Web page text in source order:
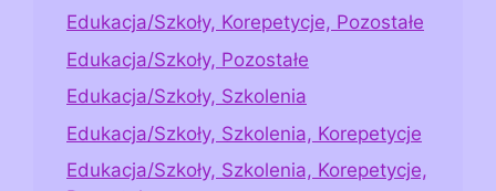
Edukacja/Szkoły, Korepetycje, Pozostałe
Edukacja/Szkoły, Pozostałe
Edukacja/Szkoły, Szkolenia
Edukacja/Szkoły, Szkolenia, Korepetycje
Edukacja/Szkoły, Szkolenia, Korepetycje,